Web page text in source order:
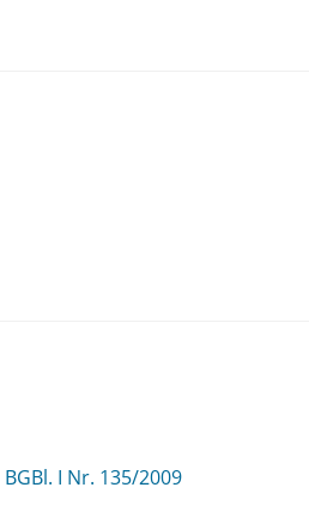
BGBl. I Nr. 135/2009